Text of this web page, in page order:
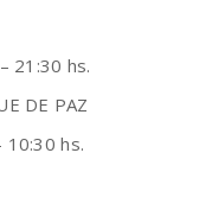
21:30 hs.
DE PAZ
hs.